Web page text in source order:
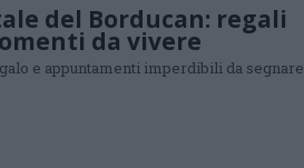
del Borducan: regali
da vivere
e appuntamenti imperdibili da segnare